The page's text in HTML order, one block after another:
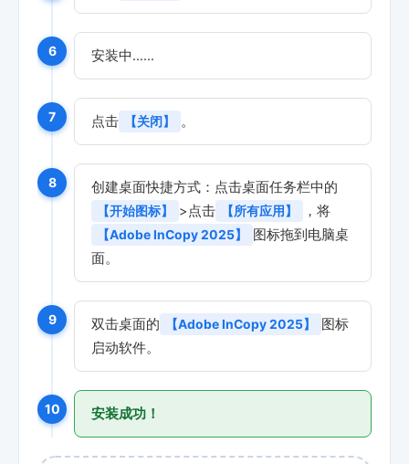
6 安装中……
7 点击 【关闭】 。
8 创建桌面快捷方式：点击桌面任务栏中的
【开始图标】 >点击 【所有应用】 ，将
【Adobe InCopy 2025】
图标拖到电脑桌
面。
9 双击桌面的 【Adobe InCopy 2025】
图标
启动软件。
10 安装成功！